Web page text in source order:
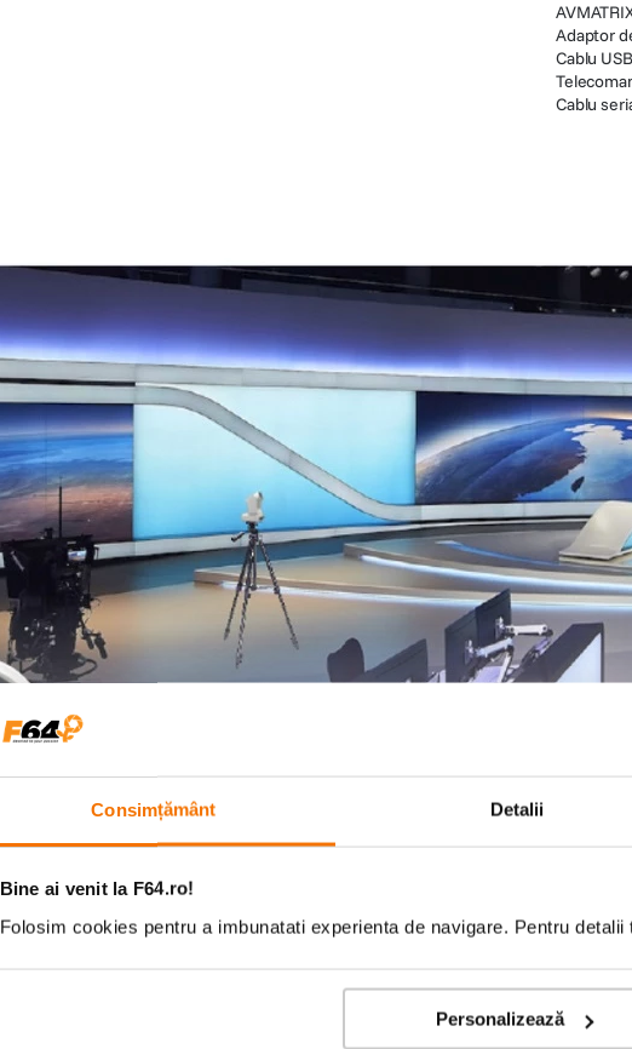
Consimțământ Detalii
Bine ai venit la F64.ro!
Folosim cookies pentru a imbunatati experienta de navigare. Pentru
Personalizează
Adaptor
Cablu
Cablu